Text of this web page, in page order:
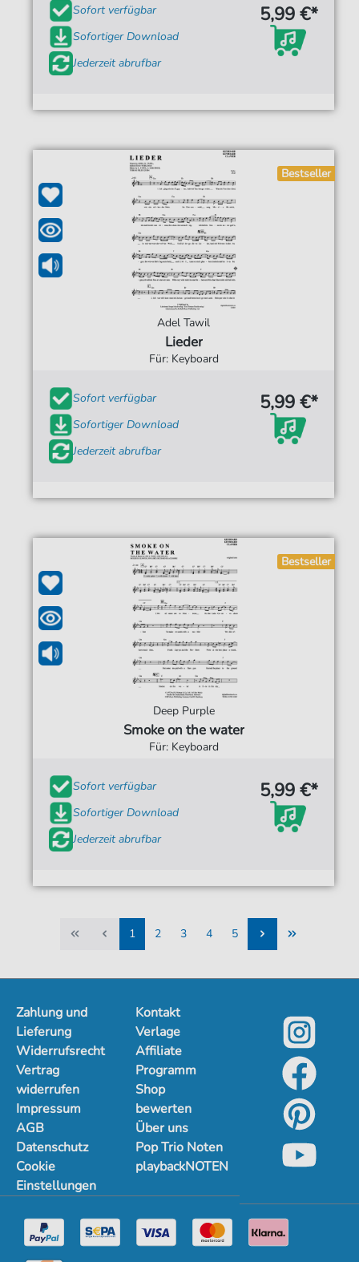
Sofort verfügbar
Sofortiger Download
Jederzeit abrufbar
5,99 €*
Bestseller
Adel Tawil
Lieder
Für: Keyboard
Sofort verfügbar
Sofortiger Download
Jederzeit abrufbar
5,99 €*
Bestseller
Deep Purple
Smoke on the water
Für: Keyboard
Sofort verfügbar
Sofortiger Download
Jederzeit abrufbar
5,99 €*
1
2
3
4
5
Zahlung und
Lieferung
Widerrufsrecht
Vertrag
widerrufen
Impressum
AGB
Datenschutz
Cookie
Einstellungen
Kontakt
Verlage
Affiliate
Programm
Shop
bewerten
Über uns
Pop Trio Noten
playbackNOTEN